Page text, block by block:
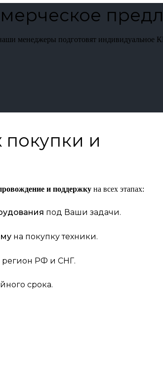
менеджеры подготовят индивидуальное
покупки и
и поддержку на всех этапах:
под Ваши задачи.
на покупку техники.
регион РФ и СНГ.
срока.